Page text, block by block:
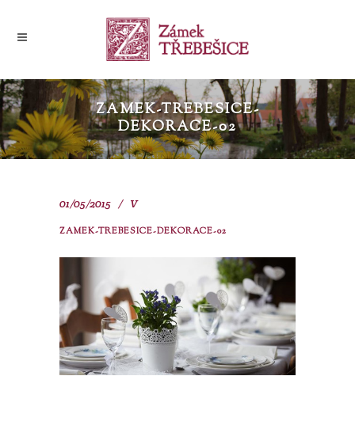
ZAMEK-TREBESICE-
DEKORACE-02
01/05/2015 V
ZAMEK-TREBESICE-DEKORACE-02